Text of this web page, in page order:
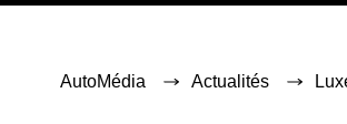
AutoMédia Actualités